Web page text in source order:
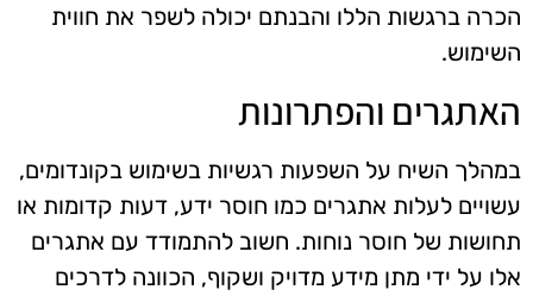
הכרה ברגשות הללו והבנתם יכולה לשפר את חווית
השימוש.
האתגרים והפתרונות
במהלך השיח על השפעות רגשיות בשימוש בקונדומים,
עשויים לעלות אתגרים כמו חוסר ידע, דעות קדומות או
תחושות של חוסר נוחות. חשוב להתמודד עם אתגרים
אלו על ידי מתן מידע מדויק ושקוף, הכוונה לדרכים